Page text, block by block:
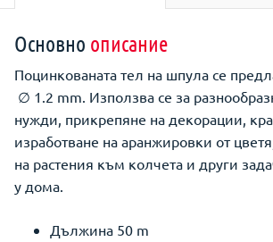
Основно описание
Поцинкованата тел на шпула се
∅ 1.2 mm. Използва се за
нужди, прикрепяне на декорации,
изработване на аранжировки от
на растения към колчета и други
у дома.
Дължина 50 m